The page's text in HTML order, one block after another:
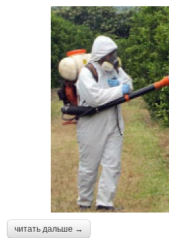
читать дальше →